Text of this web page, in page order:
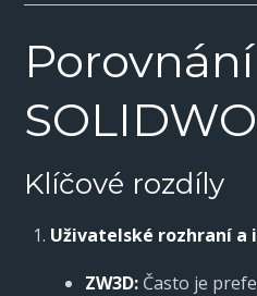
Klíčové rozdíly
Uživatelské rozhraní
ZW3D: Často je